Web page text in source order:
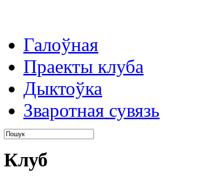
Галоўная
Праекты клуба
Дыктоўка
Зваротная сувязь
Клуб